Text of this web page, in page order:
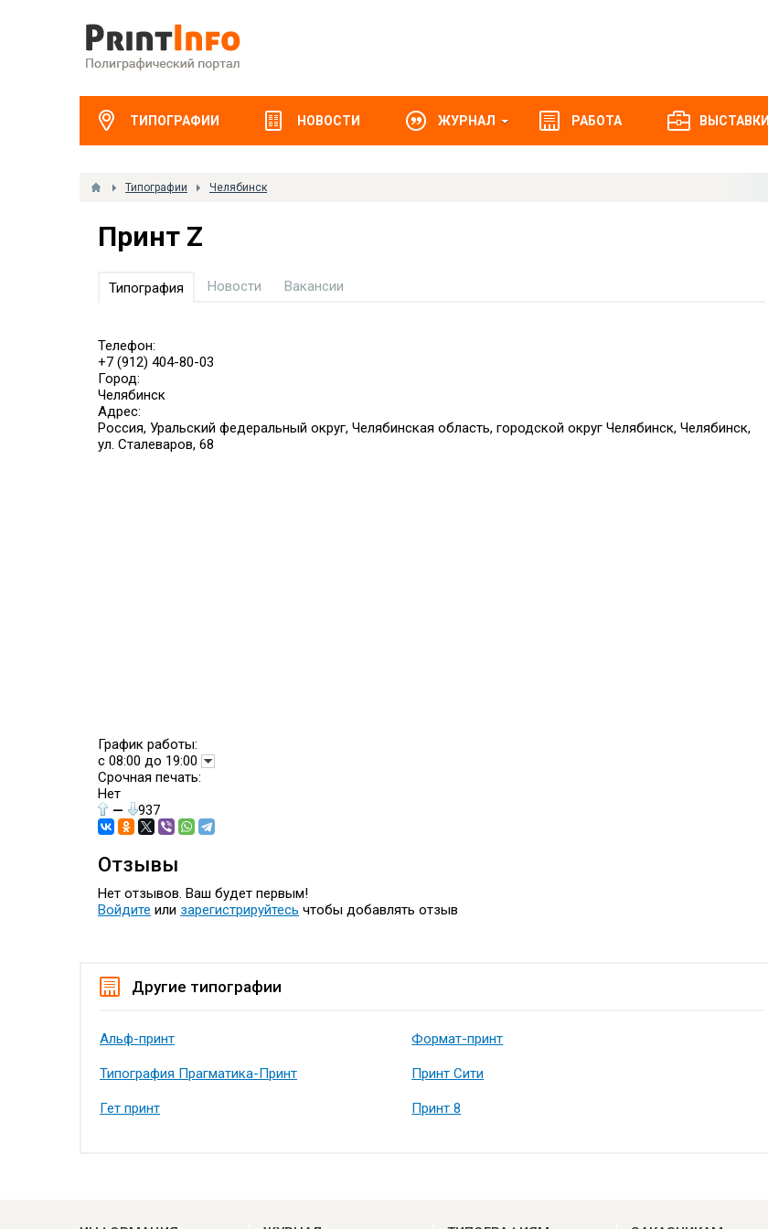
ТИПОГРАФИИ НОВОСТИ ЖУРНАЛ РАБОТА ВЫСТАВКИ
Типографии Челябинск
Принт Z
Типография Новости Вакансии
Телефон:
+7 (912) 404-80-03
Город:
Челябинск
Адрес:
Россия, Уральский федеральный округ, Челябинская область, городской округ Челябинск, Челябинск,
ул. Сталеваров, 68
График работы:
с 08:00 до 19:00
Срочная печать:
Нет
—
937
Отзывы
Нет отзывов. Ваш будет первым!
Войдите или зарегистрируйтесь чтобы добавлять отзыв
Другие типографии
Альф-принт Формат-принт
Типография Прагматика-Принт Принт Сити
Гет принт Принт 8